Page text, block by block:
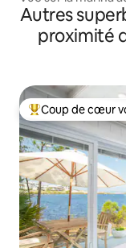
Autres
proximité
Coups de cœur
Coup de cœur